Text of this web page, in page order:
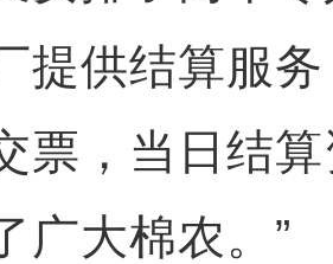
提供结算服
票，当日结
广大棉农。”